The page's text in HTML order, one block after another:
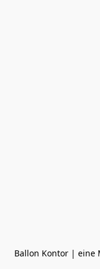
Ballon Kontor | eine